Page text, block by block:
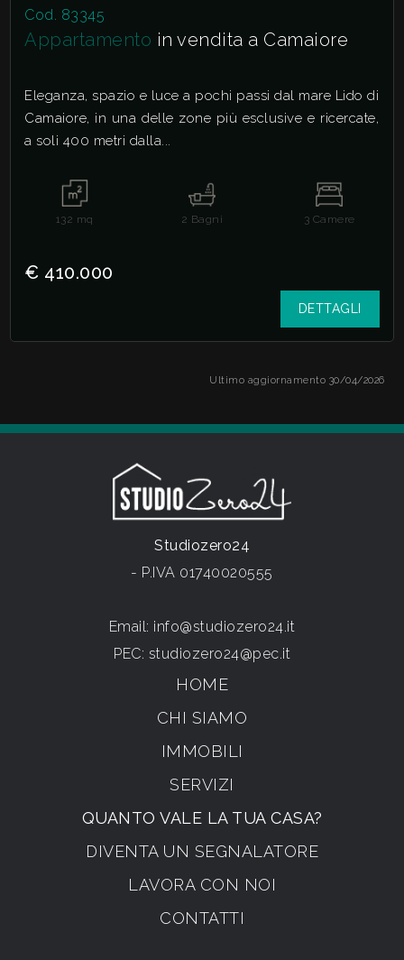
Cod. 83345
Appartamento in vendita a Camaiore
Eleganza, spazio e luce a pochi passi dal mare Lido di
Camaiore, in una delle zone più esclusive e ricercate,
a soli 400 metri dalla...
132 mq 2 Bagni 3 Camere
€ 410.000
DETTAGLI
Ultimo aggiornamento 30/04/2026
Studiozero24
- P.IVA 01740020555
Email: info@studiozero24.it
PEC: studiozero24@pec.it
HOME
CHI SIAMO
IMMOBILI
SERVIZI
QUANTO VALE LA TUA CASA?
DIVENTA UN SEGNALATORE
LAVORA CON NOI
CONTATTI